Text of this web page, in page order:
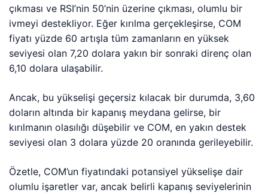
çıkması ve RSI’nin 50’nin üzerine çıkması, olumlu bir
ivmeyi destekliyor. Eğer kırılma gerçekleşirse, COM
fiyatı yüzde 60 artışla tüm zamanların en yüksek
seviyesi olan 7,20 dolara yakın bir sonraki direnç olan
6,10 dolara ulaşabilir.
Ancak, bu yükselişi geçersiz kılacak bir durumda, 3,60
doların altında bir kapanış meydana gelirse, bir
kırılmanın olasılığı düşebilir ve COM, en yakın destek
seviyesi olan 3 dolara yüzde 20 oranında gerileyebilir.
Özetle, COM’un fiyatındaki potansiyel yükselişe dair
olumlu işaretler var, ancak belirli kapanış seviyelerinin